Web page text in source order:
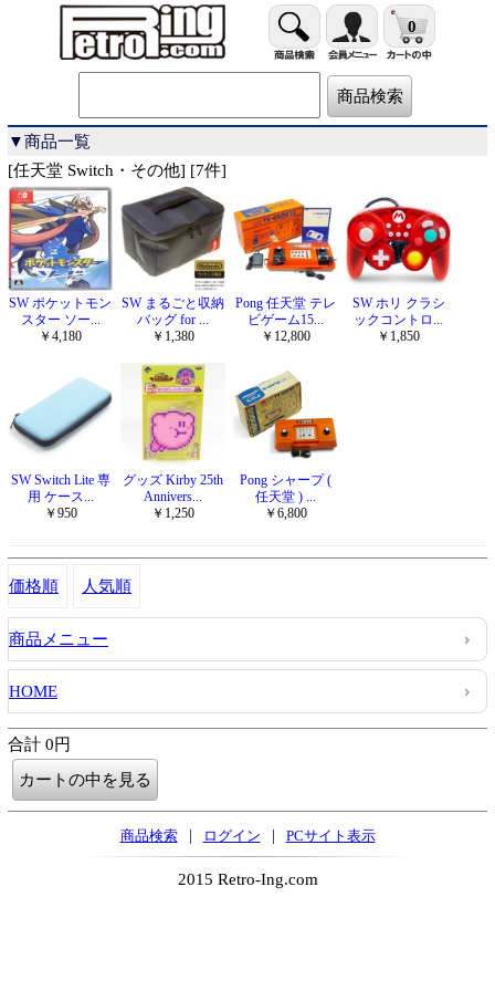
0
▼商品一覧
[任天堂 Switch・その他] [7件]
SW ポケットモン
スター ソー...
￥4,180
SW まるごと収納
バッグ for ...
￥1,380
Pong 任天堂 テレ
ビゲーム15...
￥12,800
SW ホリ クラシ
ックコントロ...
￥1,850
SW Switch Lite 専
用 ケース...
￥950
グッズ Kirby 25th
Annivers...
￥1,250
Pong シャープ (
任天堂 ) ...
￥6,800
価格順 人気順
商品メニュー
HOME
合計 0円
商品検索 | ログイン | PCサイト表示
2015 Retro-Ing.com